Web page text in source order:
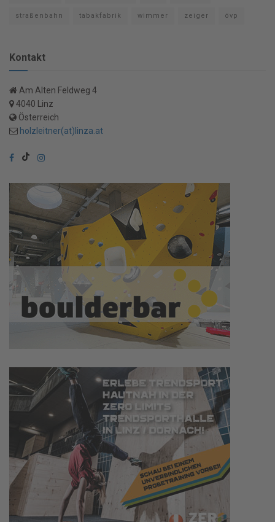
straßenbahn tabakfabrik wimmer zeiger övp
Kontakt
Am Alten Feldweg 4
4040 Linz
Österreich
holzleitner(at)linza.at